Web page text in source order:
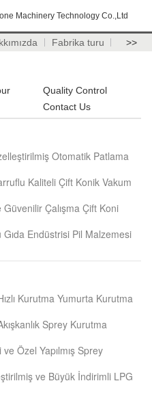
Machinery Technology Co.,Ltd
Fabrika turu >>
Quality Control
Contact Us
Otomatik Patlama
Kaliteli Çift Konik Vakum
Çalışma Çift Koni
Gıda Endüstrisi Pil Malzemesi
Kurutma Yumurta Kurutma
Sprey Kurutma
Özel Yapılmış Sprey
ve Büyük İndirimli LPG